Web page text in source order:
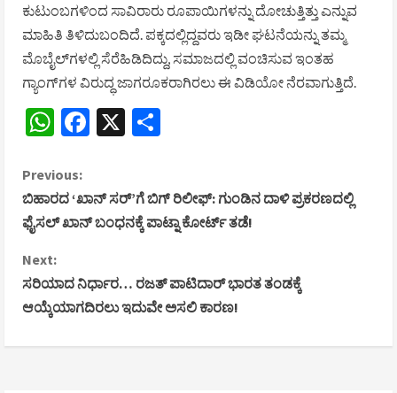
ಕುಟುಂಬಗಳಿಂದ ಸಾವಿರಾರು ರೂಪಾಯಿಗಳನ್ನು ದೋಚುತ್ತಿತ್ತು ಎನ್ನುವ
ಮಾಹಿತಿ ತಿಳಿದುಬಂದಿದೆ. ಪಕ್ಕದಲ್ಲಿದ್ದವರು ಇಡೀ ಘಟನೆಯನ್ನು ತಮ್ಮ
ಮೊಬೈಲ್‌ಗಳಲ್ಲಿ ಸೆರೆಹಿಡಿದಿದ್ದು, ಸಮಾಜದಲ್ಲಿ ವಂಚಿಸುವ ಇಂತಹ
ಗ್ಯಾಂಗ್‌ಗಳ ವಿರುದ್ಧ ಜಾಗರೂಕರಾಗಿರಲು ಈ ವಿಡಿಯೋ ನೆರವಾಗುತ್ತಿದೆ.
WhatsApp
Facebook
X
C
o
n
t
Previous:
ಬಿಹಾರದ ‘ಖಾನ್ ಸರ್’ಗೆ ಬಿಗ್ ರಿಲೀಫ್: ಗುಂಡಿನ ದಾಳಿ ಪ್ರಕರಣದಲ್ಲಿ
ಫೈಸಲ್ ಖಾನ್ ಬಂಧನಕ್ಕೆ ಪಾಟ್ನಾ ಕೋರ್ಟ್ ತಡೆ!
Next:
ಸರಿಯಾದ ನಿರ್ಧಾರ… ರಜತ್ ಪಾಟಿದಾರ್ ಭಾರತ ತಂಡಕ್ಕೆ
ಆಯ್ಕೆಯಾಗದಿರಲು ಇದುವೇ ಅಸಲಿ ಕಾರಣ!